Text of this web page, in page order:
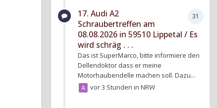
31
17. Audi A2
Schraubertreffen am
08.08.2026 in 59510 Lippetal / Es
wird schräg . . .
Das ist SuperMarco, bitte informiere den
Dellendoktor dass er meine
Motorhaubendelle machen soll. Dazu...
vor 3 Stunden inNRW